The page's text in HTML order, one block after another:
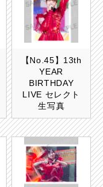
【No.45】13th
YEAR
BIRTHDAY
LIVE セレクト
生写真